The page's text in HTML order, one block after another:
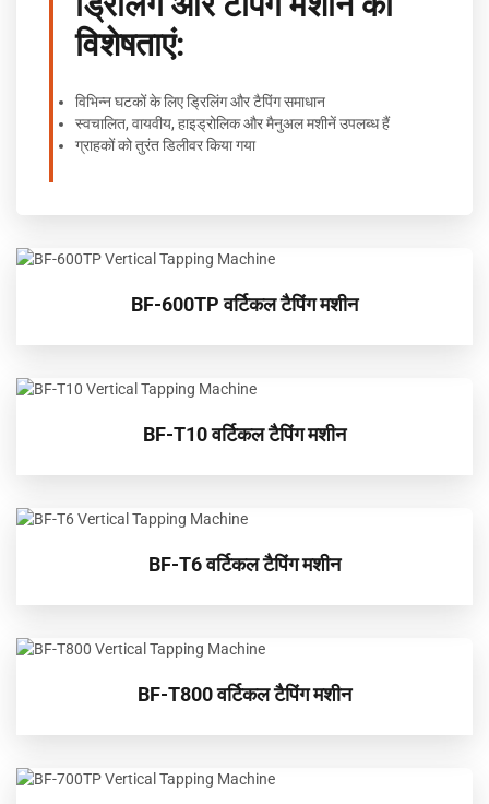
विशेषताएं:
विभिन्न घटकों के लिए ड्रिलिंग और टैपिंग समाधान
स्वचालित, वायवीय, हाइड्रोलिक और मैनुअल मशीनें उपलब्ध हैं
ग्राहकों को तुरंत डिलीवर किया गया
BF-600TP वर्टिकल टैपिंग मशीन
BF-T10 वर्टिकल टैपिंग मशीन
BF-T6 वर्टिकल टैपिंग मशीन
BF-T800 वर्टिकल टैपिंग मशीन